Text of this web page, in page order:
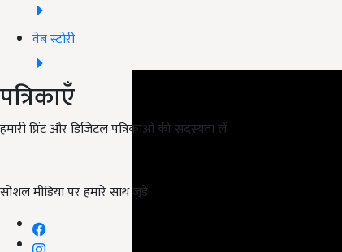
वेब स्टोरी
पत्रिकाएँ
हमारी प्रिंट और डिजिटल पत्रिकाओं की सदस्यता लें
सोशल मीडिया पर हमारे साथ जुड़ें: